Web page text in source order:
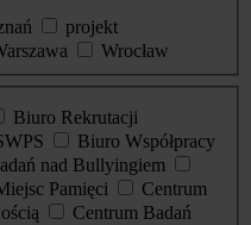
projekt
Wrocław
Biuro Rekrutacji
Biuro Współpracy
nad Bullyingiem
Pamięci
Centrum
Centrum Badań